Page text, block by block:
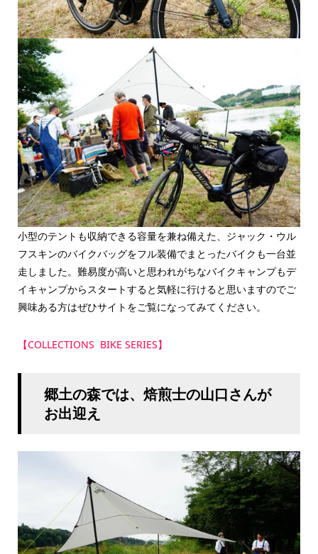
小型のテントも収納できる容量を兼ね備えた、ジャック・ウル
フスキンのバイクバッグをフル装備でまとったバイクも一台並
走しました。難易度が高いと思われがちなバイクキャンプもデ
イキャンプからスタートすると気軽に行けると思いますのでご
興味ある方はぜひサイトをご覧になってみてください。
【COLLECTIONS BIKE SERIES】
郷土の森では、焙煎士の山口さんが
お出迎え